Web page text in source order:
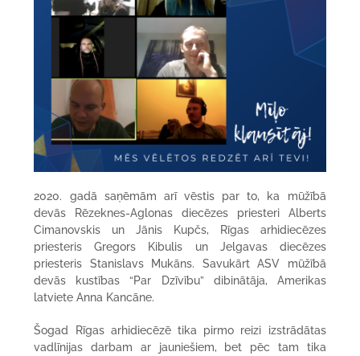
2020. gadā saņēmām arī vēstis par to, ka mūžībā
devās Rēzeknes-Aglonas diecēzes priesteri Alberts
Cimanovskis un Jānis Kupčs, Rīgas arhidiecēzes
priesteris Gregors Kibulis un Jelgavas diecēzes
priesteris Stanislavs Mukāns. Savukārt ASV mūžībā
devās kustības “Par Dzīvību” dibinātāja, Amerikas
latviete Anna Kancāne.
Šogad Rīgas arhidiecēzē tika pirmo reizi izstrādātas
vadlīnijas darbam ar jauniešiem, bet pēc tam tika